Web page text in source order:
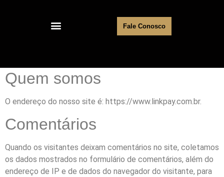
Fale Conosco
Quem somos
O endereço do nosso site é: https://www.linkpay.com.br.
Comentários
Quando os visitantes deixam comentários no site, coletamos
os dados mostrados no formulário de comentários, além do
endereço de IP e de dados do navegador do visitante, para